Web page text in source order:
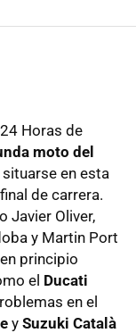
Horas de
moto del
en esta
de carrera.
Javier Oliver,
y Martin Port
principio
el Ducati
en el
y Suzuki Català